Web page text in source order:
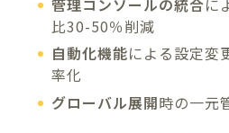
管理コンソールの統合に
比30-50％削減
自動化機能による設定変
率化
グローバル展開時の一元